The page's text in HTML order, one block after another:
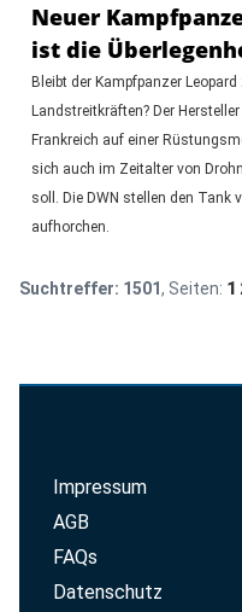
Neuer
ist die
Bleibt der Kampfpanzer
Landstreitkräften? Der
Frankreich auf einer
sich auch im Zeitalter von
soll. Die DWN stellen den Tank
aufhorchen.
Suchtreffer: 1501, Seiten: 1
Impressum
AGB
FAQs
Datenschutz